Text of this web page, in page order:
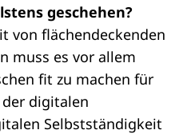
geschehen?
von flächendeckenden
muss es vor allem
fit zu machen für
digitalen
Selbstständigkeit